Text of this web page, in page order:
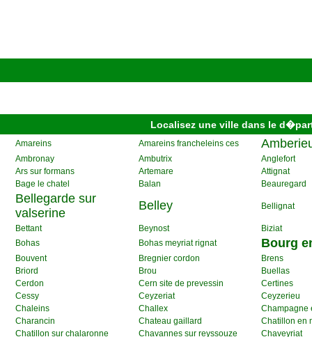
Localisez une ville dans le
Amareins Amareins francheleins ces
Ambronay Ambutrix
Anglefort
Ars sur formans
Artemare
Attignat
Bage le chatel
Balan Beauregard
Bellegarde sur
valserine
Belley Bellignat
Bettant Beynost
Biziat
Bohas
Bohas meyriat rignat Bourg
Bouvent Bregnier cordon
Brens
Briord
Brou
Buellas
Cerdon
Cern site de prevessin
Certines
Cessy
Ceyzeriat
Ceyzerieu
Chaleins
Challex
Champagne
Charancin
Chateau gaillard
Chatillon en
Chatillon sur chalaronne
Chavannes sur reyssouze
Chaveyriat